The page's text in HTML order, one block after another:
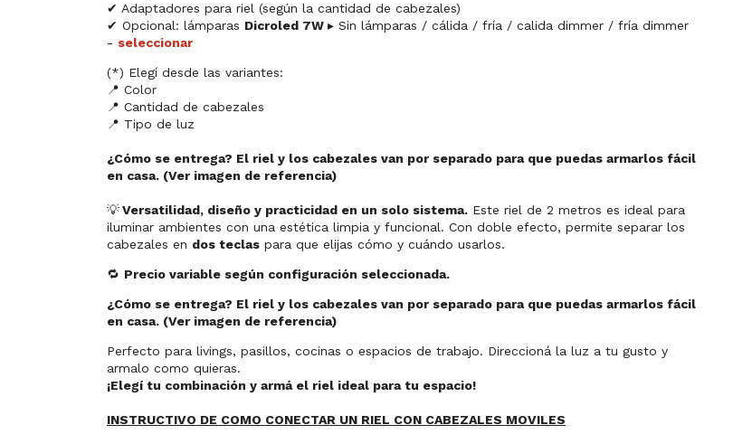
✔ Adaptadores para riel (según la cantidad de cabezales)
✔ Opcional: lámparas Dicroled 7W ▸ Sin lámparas / cálida / fría / calida dimmer / fría dimmer
- seleccionar
(*) Elegí desde las variantes:
📍 Color
📍 Cantidad de cabezales
📍 Tipo de luz
¿Cómo se entrega? El riel y los cabezales van por separado para que puedas armarlos fácil
en casa. (Ver imagen de referencia)
💡Versatilidad, diseño y practicidad en un solo sistema. Este riel de 2 metros es ideal para
iluminar ambientes con una estética limpia y funcional. Con doble efecto, permite separar los
cabezales en dos teclas para que elijas cómo y cuándo usarlos.
🔁 Precio variable según configuración seleccionada.
¿Cómo se entrega? El riel y los cabezales van por separado para que puedas armarlos fácil
en casa. (Ver imagen de referencia)
Perfecto para livings, pasillos, cocinas o espacios de trabajo. Direccioná la luz a tu gusto y
armalo como quieras.
¡Elegí tu combinación y armá el riel ideal para tu espacio!
INSTRUCTIVO DE COMO CONECTAR UN RIEL CON CABEZALES MOVILES